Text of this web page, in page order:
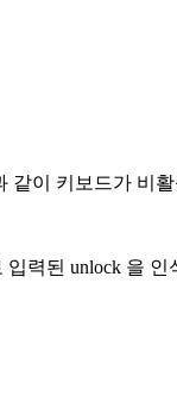
같이 키보드가 비
력된 unlock 을